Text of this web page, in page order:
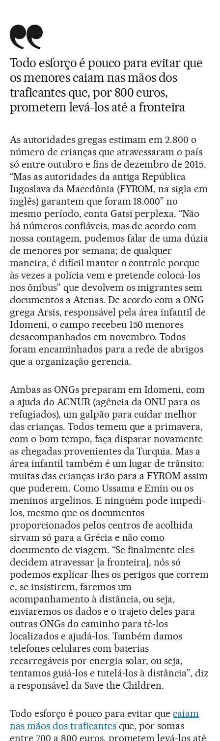
Todo esforço é pouco para evitar que
os menores caiam nas mãos dos
traficantes que, por 800 euros,
prometem levá-los até a fronteira
As autoridades gregas estimam em 2.800 o
número de crianças que atravessaram o país
só entre outubro e fins de dezembro de 2015.
“Mas as autoridades da antiga República
Iugoslava da Macedônia (FYROM, na sigla em
inglês) garantem que foram 18.000” no
mesmo período, conta Gatsi perplexa. “Não
há números confiáveis, mas de acordo com
nossa contagem, podemos falar de uma dúzia
de menores por semana; de qualquer
maneira, é difícil manter o controle porque
às vezes a polícia vem e pretende colocá-los
nos ônibus” que devolvem os migrantes sem
documentos a Atenas. De acordo com a ONG
grega Arsis, responsável pela área infantil de
Idomeni, o campo recebeu 150 menores
desacompanhados em novembro. Todos
foram encaminhados para a rede de abrigos
que a organização gerencia.
Ambas as ONGs preparam em Idomeni, com
a ajuda do ACNUR (agência da ONU para os
refugiados), um galpão para cuidar melhor
das crianças. Todos temem que a primavera,
com o bom tempo, faça disparar novamente
as chegadas provenientes da Turquia. Mas a
área infantil também é um lugar de trânsito:
muitas das crianças irão para a FYROM assim
que puderem. Como Ussama e Emin ou os
meninos argelinos. E ninguém pode impedi-
los, mesmo que os documentos
proporcionados pelos centros de acolhida
sirvam só para a Grécia e não como
documento de viagem. “Se finalmente eles
decidem atravessar [a fronteira], nós só
podemos explicar-lhes os perigos que correm
e, se insistirem, faremos um
acompanhamento à distância, ou seja,
enviaremos os dados e o trajeto deles para
outras ONGs do caminho para tê-los
localizados e ajudá-los. Também damos
telefones celulares com baterias
recarregáveis por energia solar, ou seja,
tentamos guiá-los e tutelá-los à distância”, diz
a responsável da Save the Children.
Todo esforço é pouco para evitar quecaiam
nas mãos dos traficantesque, por somas
entre 700 a 800 euros, prometem levá-los até